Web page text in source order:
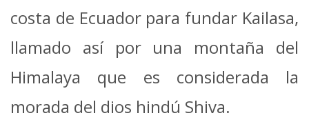
costa de Ecuador para fundar Kailasa,
llamado así por una montaña del
Himalaya que es considerada la
morada del dios hindú Shiva.